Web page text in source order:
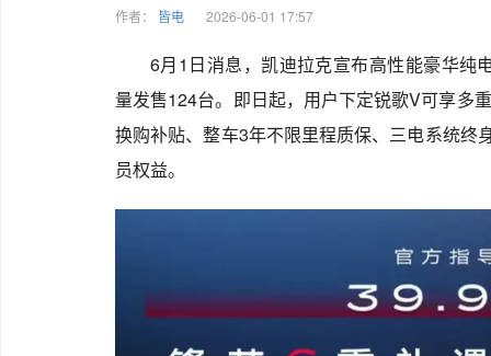
作者： 皆电 2026-06-01 17:57
6月1日消息，凯迪拉克宣布高性能豪华纯
量发售124台。即日起，用户下定锐歌V可享多
换购补贴、整车3年不限里程质保、三电系统终
员权益。